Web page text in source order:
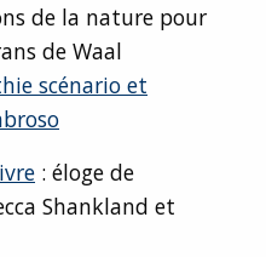
de la nature pour
de Waal
scénario et
: éloge de
Shankland et